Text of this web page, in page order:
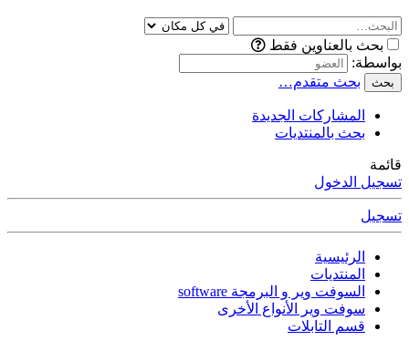
بحث بالعناوين فقط
بواسطة:
بحث بحث متقدم…
المشاركات الجديدة
بحث بالمنتديات
قائمة
تسجيل الدخول
تسجيل
الرئيسية
المنتديات
السوفت وير و البرمجة software
سوفت وير الأنواع الأخرى
قسم التابلات